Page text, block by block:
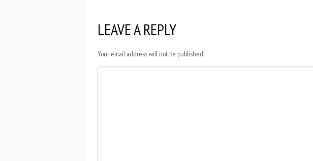
LEAVE A REPLY
Your email address will not be published.